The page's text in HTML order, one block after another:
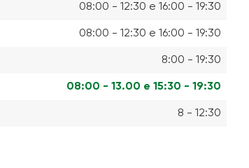
08:00 - 12:30 e 16:00 - 19:30
08:00 - 12:30 e 16:00 - 19:30
8:00 - 19:30
08:00 - 13.00 e 15:30 - 19:30
8 - 12:30